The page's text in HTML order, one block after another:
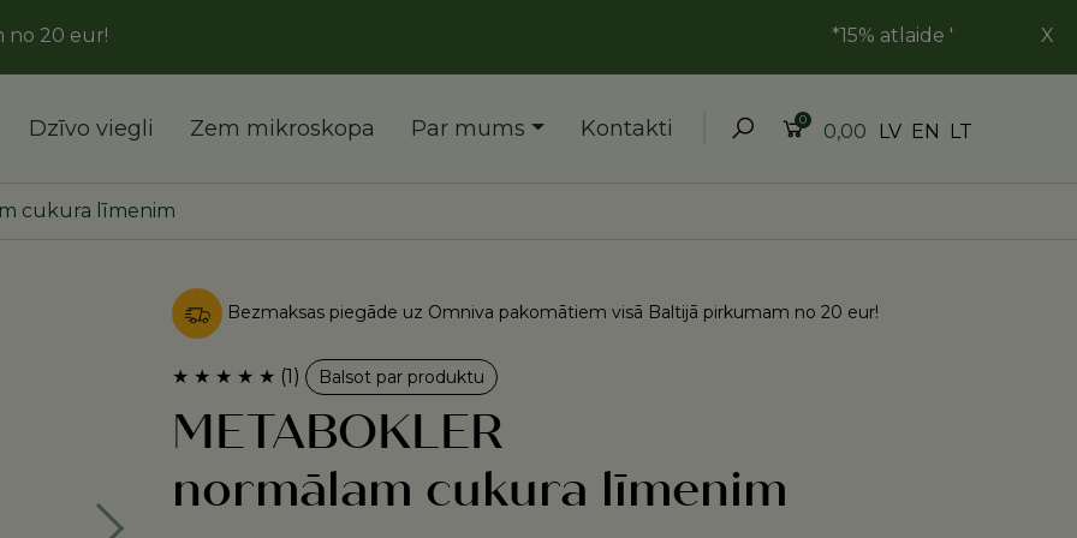
X
*15% atlaide "Goda ģimene"
Dzīvo viegli Zem mikroskopa Par mums Kontakti 0,00
0 LV EN LT
cukura līmenim
Bezmaksas piegāde uz Omniva pakomātiem visā Baltijā pirkumam no 20 eur!
★ ★ ★ ★ ★ (1) Balsot par produktu
METABOKLER
normālam cukura līmenim